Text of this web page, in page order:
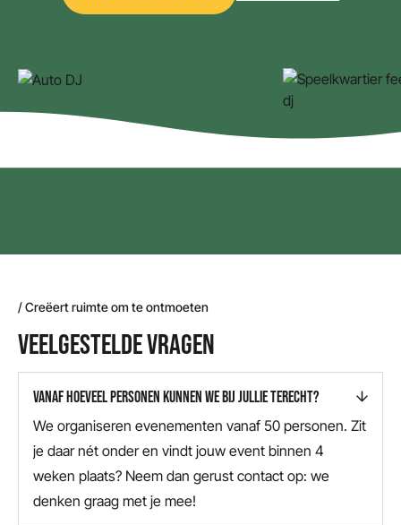
/ Creëert ruimte om te ontmoeten
VEELGESTELDE VRAGEN
VANAF HOEVEEL PERSONEN KUNNEN WE BIJ JULLIE TERECHT?
We organiseren evenementen vanaf 50 personen. Zit
je daar nét onder en vindt jouw event binnen 4
weken plaats? Neem dan gerust contact op: we
denken graag met je mee!